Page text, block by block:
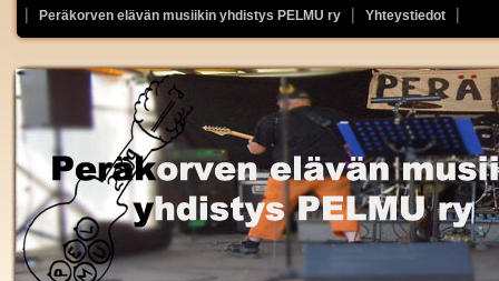
Peräkorven elävän musiikin yhdistys PELMU ry Yhteystiedot